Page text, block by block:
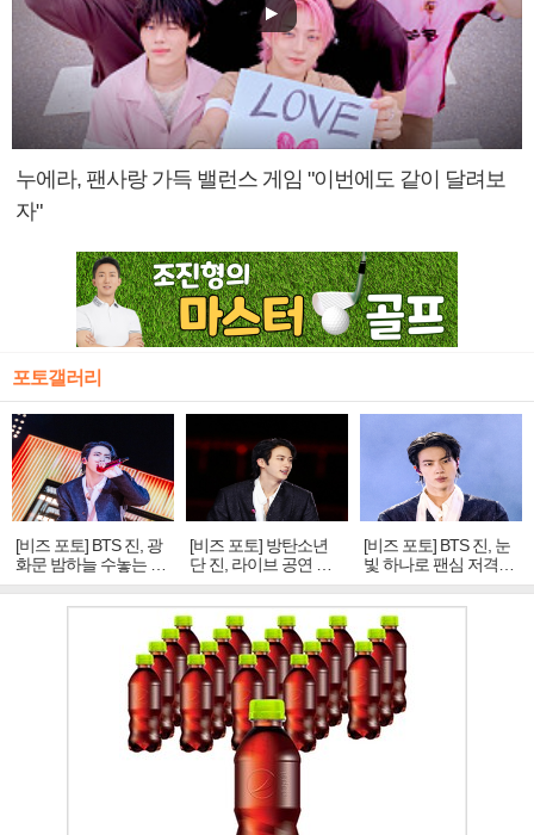
누에라, 팬사랑 가득 밸런스 게임 "이번에도 같이 달려보
자"
포토갤러리
[비즈 포토] BTS 진, 광
화문 밤하늘 수놓는 '비
주얼 킹'의 열창
[비즈 포토] 방탄소년
단 진, 라이브 공연 중
빛나는 독보적 아우라
[비즈 포토] BTS 진, 눈
빛 하나로 팬심 저격…
독보적 카리스마